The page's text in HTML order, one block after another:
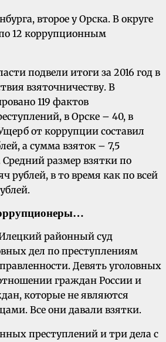
второе у Орска. В округе
12 коррупционным
подвели итоги за 2016 год в
взяточничеству. В
119 фактов
в Орске – 40, в
от коррупции составил
а сумма взяток – 7,5
размер взятки по
рублей, в то время как по всей
районный суд
дел по преступлениям
Девять уголовных
граждан России и
которые не являются
Все они давали взятки.
преступлений и три дела с